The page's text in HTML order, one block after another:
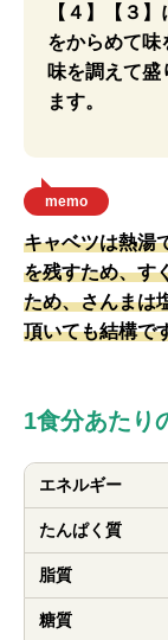
【４】【３
をからめて味
味を調えて盛
ます。
memo
キャベツは熱湯
を残すため、す
ため、さんまは
頂いても結構で
1食分あたり
エネルギー
たんぱく質
脂質
糖質